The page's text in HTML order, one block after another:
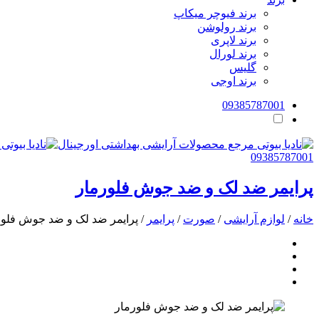
برند فیوچر میکاپ
برند رولوشن
برند لاپری
برند لورال
گلیس
برند اوجی
09385787001
09385787001
پرایمر ضد لک و ضد جوش فلورمار
خانه / لوازم آرایشی / صورت / پرایمر / پرایمر ضد لک و ضد جوش